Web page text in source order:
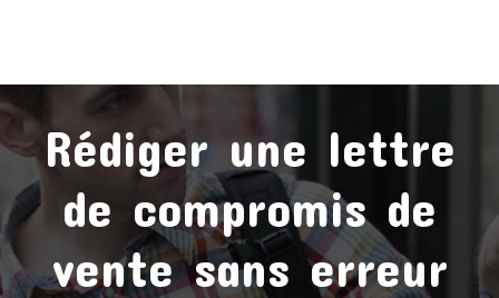
Rédiger une lettre
de compromis de
vente sans erreur